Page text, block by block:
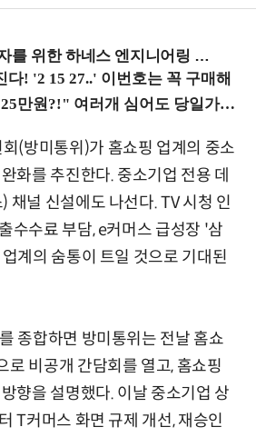
네스 엔지니어링 입문과정 (8/20 신논현역)
(방미통위)가 홈쇼핑 업계의 중소
화를 추진한다. 중소기업 전용 데
채널 신설에도 나선다. TV 시청 인
수수료 부담, e커머스 급성장 '삼
계의 숨통이 트일 것으로 기대된
종합하면 방미통위는 전날 홈쇼
로 비공개 간담회를 열고, 홈쇼핑
향을 설명했다. 이날 중소기업 상
T커머스 화면 규제 개선, 재승인